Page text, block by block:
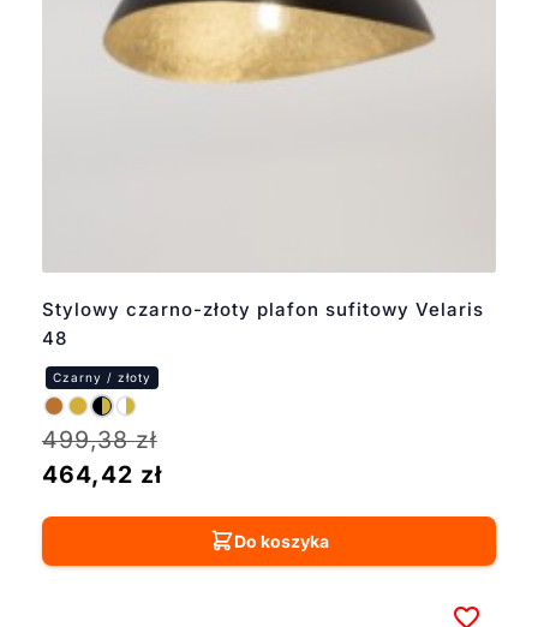
Stylowy czarno-złoty plafon sufitowy Velaris
48
499,38zł
464,42 zł
Do koszyka